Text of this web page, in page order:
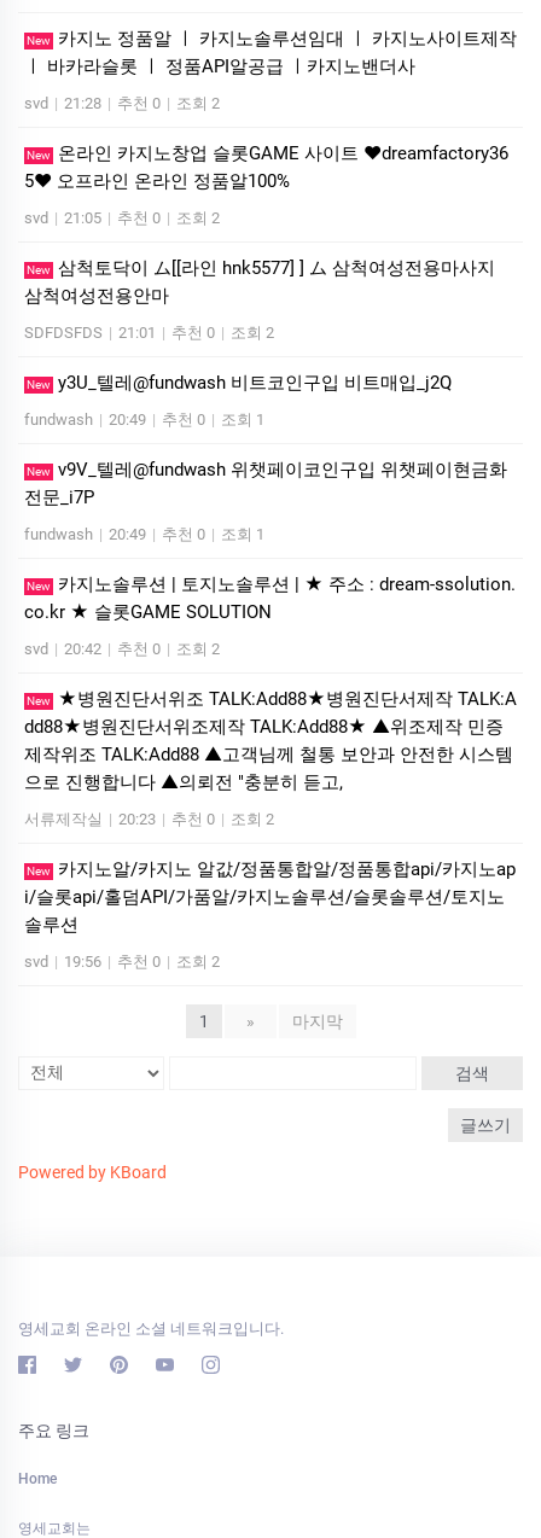
New
카지노 정품알 ㅣ 카지노솔루션임대 ㅣ 카지노사이트제작
ㅣ 바카라슬롯 ㅣ 정품API알공급 ㅣ카지노밴더사
svd | 21:28 | 추천 0 | 조회 2
New
온라인 카지노창업 슬롯GAME 사이트 ❤dreamfactory36
5❤ 오프라인 온라인 정품알100%
svd | 21:05 | 추천 0 | 조회 2
New 삼척토닥이 ム[[라인 hnk5577] ] ム 삼척여성전용마사지
삼척여성전용안마
SDFDSFDS | 21:01 | 추천 0 | 조회 2
New y3U_텔레@fundwash 비트코인구입 비트매입_j2Q
fundwash | 20:49 | 추천 0 | 조회 1
New v9V_텔레@fundwash 위챗페이코인구입 위챗페이현금화
전문_i7P
fundwash | 20:49 | 추천 0 | 조회 1
New
카지노솔루션 | 토지노솔루션 | ★ 주소 : dream-ssolution.
co.kr ★ 슬롯GAME SOLUTION
svd | 20:42 | 추천 0 | 조회 2
New
★병원진단서위조 TALK:Add88★병원진단서제작 TALK:A
dd88★병원진단서위조제작 TALK:Add88★ ▲위조제작 민증
제작위조 TALK:Add88 ▲고객님께 철통 보안과 안전한 시스템
으로 진행합니다 ▲의뢰전 "충분히 듣고,
서류제작실 | 20:23 | 추천 0 | 조회 2
New
카지노알/카지노 알값/정품통합알/정품통합api/카지노ap
i/슬롯api/홀덤API/가품알/카지노솔루션/슬롯솔루션/토지노
솔루션
svd | 19:56 | 추천 0 | 조회 2
1 » 마지막
검색
글쓰기
Powered by KBoard
영세교회 온라인 소셜 네트워크입니다.
주요 링크
Home
영세교회는